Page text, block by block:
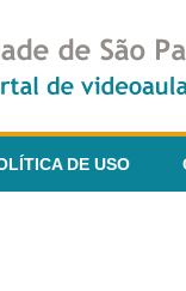
DE USO